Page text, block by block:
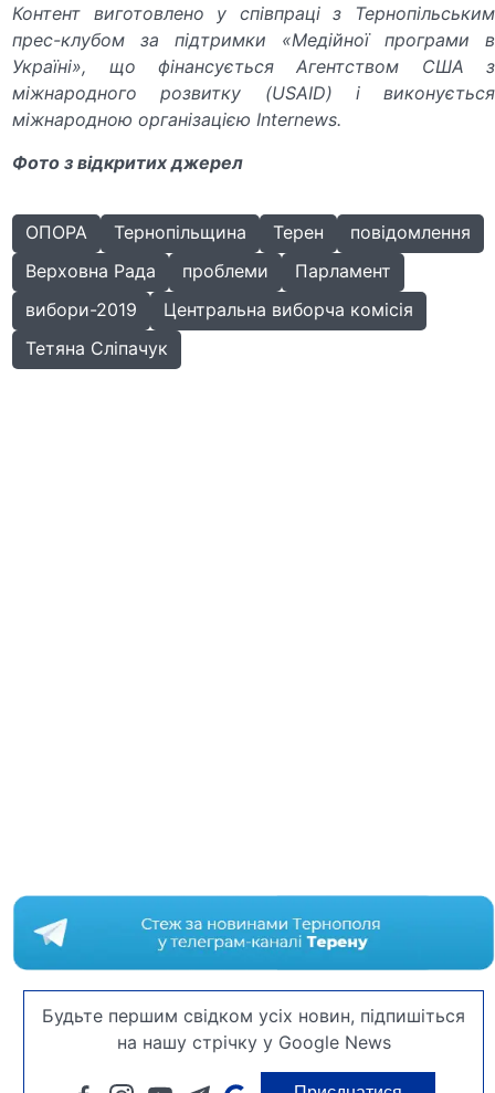
Контент виготовлено у співпраці з Тернопільським
прес-клубом за підтримки «Медійної програми в
Україні», що фінансується Агентством США з
міжнародного розвитку (USAID) і виконується
міжнародною організацією Internews.
Фото з відкритих джерел
ОПОРА Тернопільщина Терен
повідомлення
Верховна Рада
проблеми
Парламент
вибори-2019
Центральна виборча комісія
Тетяна Сліпачук
Будьте першим свідком усіх новин, підпишіться
на нашу стрічку у Google News